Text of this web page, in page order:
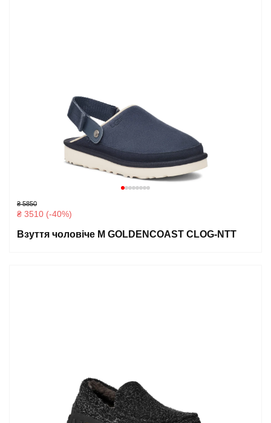
₴ 5850
₴ 3510 (-40%)
Взуття чоловіче M GOLDENCOAST CLOG-NTT